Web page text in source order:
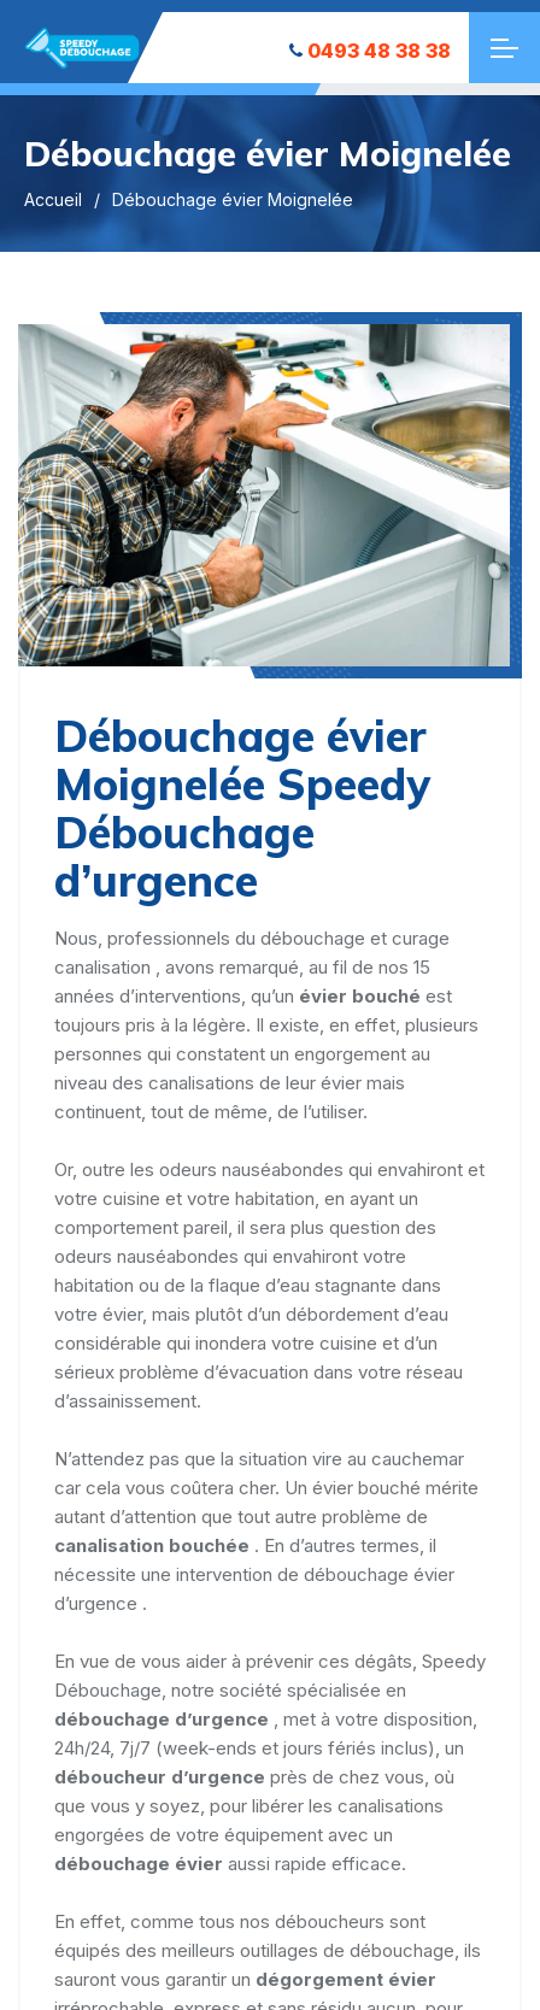
0493 48 38 38
Débouchage évier Moignelée
Accueil Débouchage évier Moignelée
Débouchage évier
Moignelée Speedy
Débouchage
d’urgence
Nous, professionnels du débouchage et curage
canalisation , avons remarqué, au fil de nos 15
années d’interventions, qu’un évier bouché est
toujours pris à la légère. Il existe, en effet, plusieurs
personnes qui constatent un engorgement au
niveau des canalisations de leur évier mais
continuent, tout de même, de l’utiliser.
Or, outre les odeurs nauséabondes qui envahiront et
votre cuisine et votre habitation, en ayant un
comportement pareil, il sera plus question des
odeurs nauséabondes qui envahiront votre
habitation ou de la flaque d’eau stagnante dans
votre évier, mais plutôt d’un débordement d’eau
considérable qui inondera votre cuisine et d’un
sérieux problème d’évacuation dans votre réseau
d’assainissement.
N’attendez pas que la situation vire au cauchemar
car cela vous coûtera cher. Un évier bouché mérite
autant d’attention que tout autre problème de
canalisation bouchée . En d’autres termes, il
nécessite une intervention de débouchage évier
d’urgence .
En vue de vous aider à prévenir ces dégâts, Speedy
Débouchage, notre société spécialisée en
débouchage d’urgence
, met à votre disposition,
24h/24, 7j/7 (week-ends et jours fériés inclus), un
déboucheur d’urgence près de chez vous, où
que vous y soyez, pour libérer les canalisations
engorgées de votre équipement avec un
débouchage évier aussi rapide efficace.
En effet, comme tous nos déboucheurs sont
équipés des meilleurs outillages de débouchage, ils
sauront vous garantir un dégorgement évier